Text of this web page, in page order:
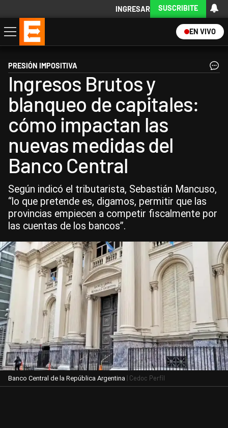
INGRESAR SUSCRIBITE
EN VIVO
Economía
Política
Internacional
Actualidad
Descargá la App
PRESIÓN IMPOSITIVA
Ingresos Brutos y
blanqueo de capitales:
cómo impactan las
nuevas medidas del
Banco Central
Según indicó el tributarista, Sebastián Mancuso,
“lo que pretende es, digamos, permitir que las
provincias empiecen a competir fiscalmente por
las cuentas de los bancos”.
Banco Central de la República Argentina | Cedoc Perfil